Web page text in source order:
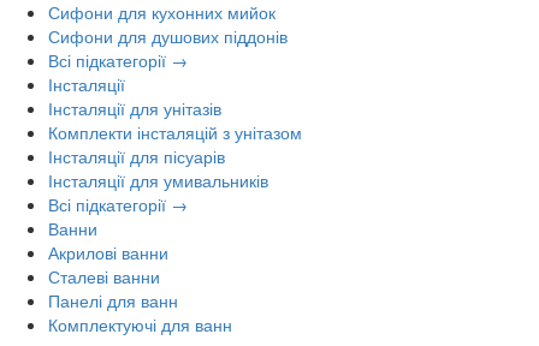
Сифони для кухонних мийок
Сифони для душових піддонів
Всі підкатегорії →
Інсталяції
Інсталяції для унітазів
Комплекти інсталяцій з унітазом
Інсталяції для пісуарів
Інсталяції для умивальників
Всі підкатегорії →
Ванни
Акрилові ванни
Сталеві ванни
Панелі для ванн
Комплектуючі для ванн